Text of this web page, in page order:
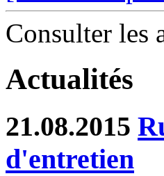
Consulter les
Actualités
21.08.2015
d'entretien